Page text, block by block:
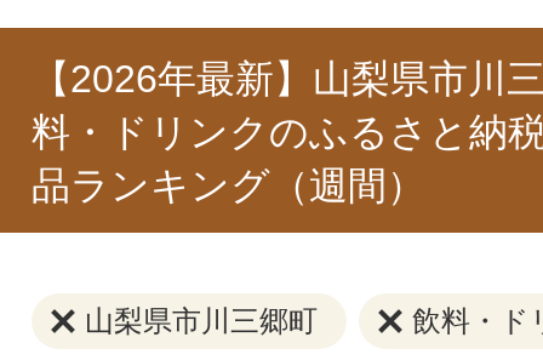
【2026年最新】山梨県市川
料・ドリンクのふるさと納
品ランキング（週間）
山梨県市川三郷町 飲料・ド